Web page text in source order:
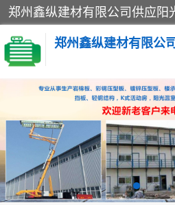
郑州鑫纵建材有限公司
高空瓦机租赁
CZ型钢
PC多层板